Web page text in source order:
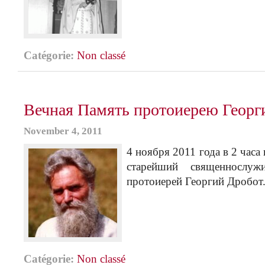
Catégorie: Non classé
Вечная Память протоиерею
November 4, 2011
4 ноября 2011 года в 2
старейший
протоиерей Георгий Дробот.
Catégorie: Non classé